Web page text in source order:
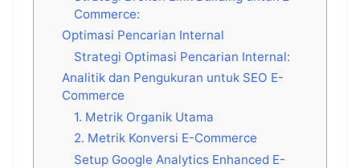
Commerce:
Optimasi Pencarian Internal
Strategi Optimasi Pencarian Internal:
Analitik dan Pengukuran untuk SEO E-
Commerce
1. Metrik Organik Utama
2. Metrik Konversi E-Commerce
Setup Google Analytics Enhanced E-